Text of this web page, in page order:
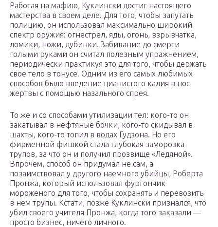
Работая на мафию, Куклински достиг настоящего
мастерства в своем деле. Для того, чтобы запутать
полицию, он использовал максимально широкий
спектр оружия: огнестрел, яды, огонь, взрывчатка,
ломики, ножи, дубинки. Забивание до смерти
голыми руками он считал полезным упражнением,
периодически практикуя это для того, чтобы держать
свое тело в тонусе. Одним из его самых любимых
способов было введение цианистого калия в нос
жертвы с помощью назального спрея.
То же и со способами утилизации тел: кого-то он
закатывал в нефтяные бочки, кого-то скидывал в
шахты, кого-то топил в водах Гудзона. Но его
фирменной фишкой стала глубокая заморозка
трупов, за что он и получил прозвище «Ледяной».
Впрочем, способ он придумал не сам, а
позаимствовал у другого наемного убийцы, Роберта
Пронжа, который использовал фургончик
мороженого для того, чтобы сохранять и перевозить
в нем трупы. Кстати, позже Куклински признался, что
убил своего учителя Пронжа, когда того заказали —
просто бизнес, ничего личного.